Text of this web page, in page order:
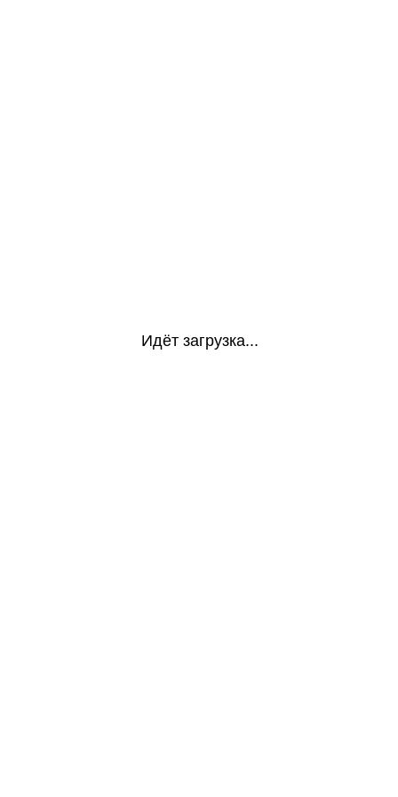
Идёт загрузка...